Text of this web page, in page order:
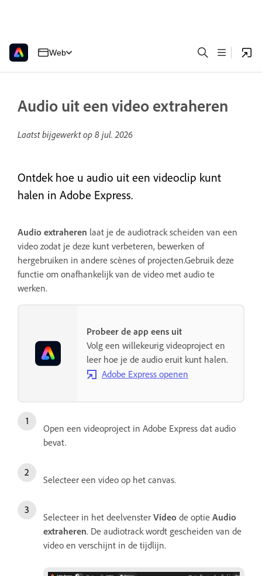
Web
Audio uit een video extraheren
Laatst bijgewerkt op 8 jul. 2026
Ontdek hoe u audio uit een videoclip kunt
halen in Adobe Express.
Audio extraheren laat je de audiotrack scheiden van een
video zodat je deze kunt verbeteren, bewerken of
hergebruiken in andere scènes of projecten.Gebruik deze
functie om onafhankelijk van de video met audio te
werken.
Probeer de app eens uit
Volg een willekeurig videoproject en
leer hoe je de audio eruit kunt halen.
Adobe Express openen
Open een videoproject in Adobe Express dat audio
bevat.
Selecteer een video op het canvas.
Selecteer in het deelvenster Video de optie Audio
extraheren. De audiotrack wordt gescheiden van de
video en verschijnt in de tijdlijn.